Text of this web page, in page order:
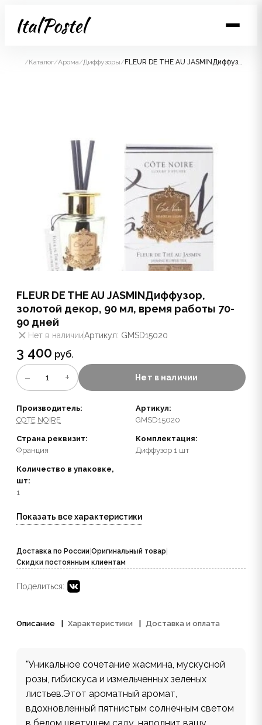
/Каталог/Арома/Диффузоры/ FLEUR DE THE AU JASMINДиффузор, золотой декор, 90 мл, время работы 70-90 дней
FLEUR DE THE AU JASMINДиффузор,
золотой декор, 90 мл, время работы 70-
90 дней
Нет в наличииАртикул: GMSD15020
3 400 руб.
− 1 + Нет в наличии
Производитель:
COTE NOIRE
Артикул:
GMSD15020
Страна реквизит:
Франция
Комплектация:
Диффузор 1 шт
Количество в упаковке,
шт:
1
Показать все характеристики
Доставка по России Оригинальный товар
Скидки постоянным клиентам
Поделиться:
Описание Характеристики Доставка и оплата
"Уникальное сочетание жасмина, мускусной
розы, гибискуса и измельченных зеленых
листьев.Этот ароматный аромат,
вдохновленный пятнистым солнечным светом